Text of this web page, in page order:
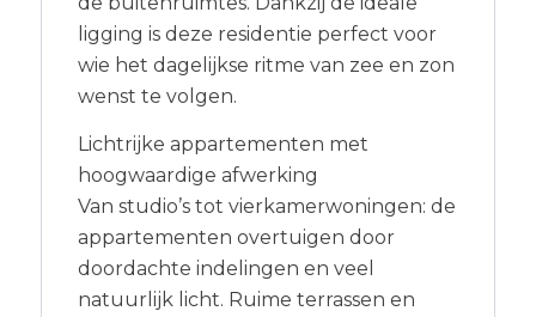
ligging is deze residentie perfect voor
wie het dagelijkse ritme van zee en zon
wenst te volgen.
Lichtrijke appartementen met
hoogwaardige afwerking
Van studio’s tot vierkamerwoningen: de
appartementen overtuigen door
doordachte indelingen en veel
natuurlijk licht. Ruime terrassen en